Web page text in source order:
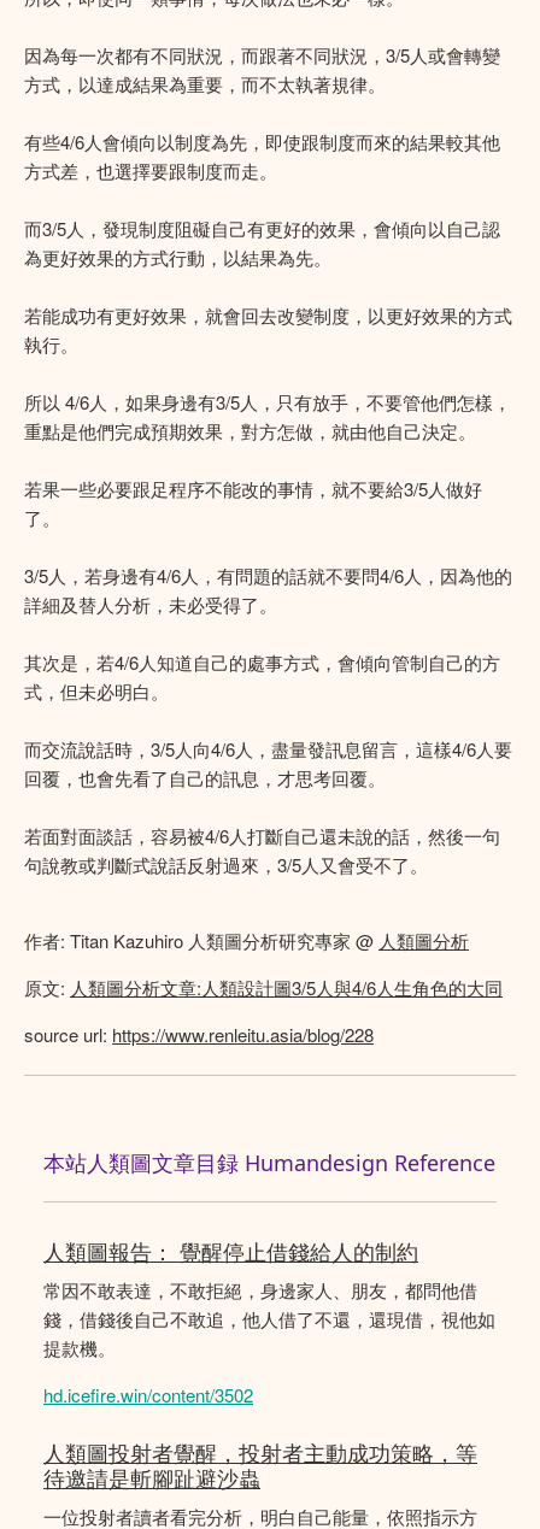
因為每一次都有不同狀況，而跟著不同狀況，3/5人或會轉變
方式，以達成結果為重要，而不太執著規律。
有些4/6人會傾向以制度為先，即使跟制度而來的結果較其他
方式差，也選擇要跟制度而走。
而3/5人，發現制度阻礙自己有更好的效果，會傾向以自己認
為更好效果的方式行動，以結果為先。
若能成功有更好效果，就會回去改變制度，以更好效果的方式
執行。
所以 4/6人，如果身邊有3/5人，只有放手，不要管他們怎樣，
重點是他們完成預期效果，對方怎做，就由他自己決定。
若果一些必要跟足程序不能改的事情，就不要給3/5人做好
了。
3/5人，若身邊有4/6人，有問題的話就不要問4/6人，因為他的
詳細及替人分析，未必受得了。
其次是，若4/6人知道自己的處事方式，會傾向管制自己的方
式，但未必明白。
而交流說話時，3/5人向4/6人，盡量發訊息留言，這樣4/6人要
回覆，也會先看了自己的訊息，才思考回覆。
若面對面談話，容易被4/6人打斷自己還未說的話，然後一句
句說教或判斷式說話反射過來，3/5人又會受不了。
作者: Titan Kazuhiro 人類圖分析研究專家 @ 人類圖分析
原文: 人類圖分析文章:人類設計圖3/5人與4/6人生角色的大同
source url: https://www.renleitu.asia/blog/228
本站人類圖文章目録 Humandesign Reference
人類圖報告： 覺醒停止借錢給人的制約
常因不敢表達，不敢拒絕，身邊家人、朋友，都問他借
錢，借錢後自己不敢追，他人借了不還，還現借，視他如
提款機。
hd.icefire.win/content/3502
人類圖投射者覺醒，投射者主動成功策略，等
待邀請是斬腳趾避沙蟲
一位投射者讀者看完分析，明白自己能量，依照指示方